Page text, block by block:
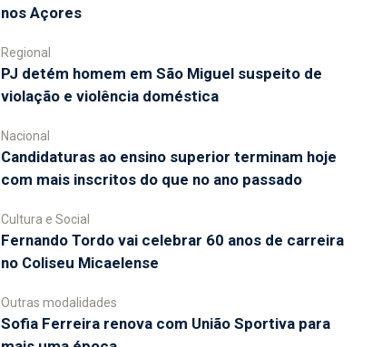
nos Açores
Regional
PJ detém homem em São Miguel suspeito de
violação e violência doméstica
Nacional
Candidaturas ao ensino superior terminam hoje
com mais inscritos do que no ano passado
Cultura e Social
Fernando Tordo vai celebrar 60 anos de carreira
no Coliseu Micaelense
Outras modalidades
Sofia Ferreira renova com União Sportiva para